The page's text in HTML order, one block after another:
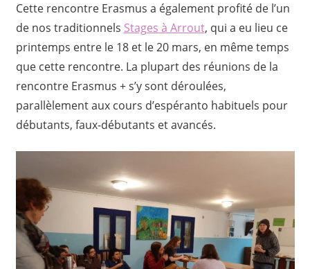
Cette rencontre Erasmus a également profité de l’un
de nos traditionnels Stages à Arrout, qui a eu lieu ce
printemps entre le 18 et le 20 mars, en même temps
que cette rencontre. La plupart des réunions de la
rencontre Erasmus + s’y sont déroulées,
parallèlement aux cours d’espéranto habituels pour
débutants, faux-débutants et avancés.